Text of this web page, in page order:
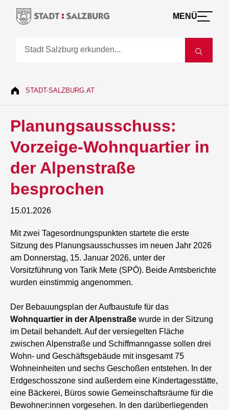
MENÜ
STADT-SALZBURG.AT
Planungsausschuss:
Vorzeige-Wohnquartier in
der Alpenstraße
besprochen
15.01.2026
Mit zwei Tagesordnungspunkten startete die erste
Sitzung des Planungsausschusses im neuen Jahr 2026
am Donnerstag, 15. Januar 2026, unter der
Vorsitzführung von Tarik Mete (SPÖ). Beide Amtsberichte
wurden einstimmig angenommen.
Der Bebauungsplan der Aufbaustufe für das
Wohnquartier in der Alpenstraße wurde in der Sitzung
im Detail behandelt. Auf der versiegelten Fläche
zwischen Alpenstraße und Schiffmanngasse sollen drei
Wohn- und Geschäftsgebäude mit insgesamt 75
Wohneinheiten und sechs Geschoßen entstehen. In der
Erdgeschosszone sind außerdem eine Kindertagesstätte,
eine Bäckerei, Büros sowie Gemeinschaftsräume für die
Bewohner:innen vorgesehen. In den darüberliegenden